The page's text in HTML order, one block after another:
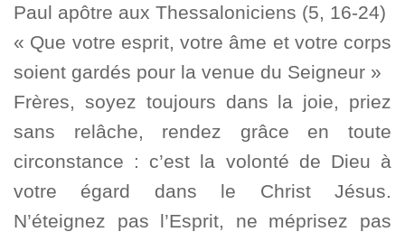
Paul apôtre aux Thessaloniciens (5, 16-24)
« Que votre esprit, votre âme et votre corps
soient gardés pour la venue du Seigneur »
Frères, soyez toujours dans la joie, priez
sans relâche, rendez grâce en toute
circonstance : c’est la volonté de Dieu à
votre égard dans le Christ Jésus.
N’éteignez pas l’Esprit, ne méprisez pas